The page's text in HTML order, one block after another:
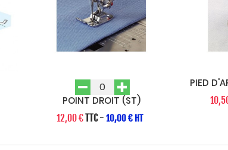
POINT DROIT (ST)
12,00 €TTC- 10,00 € HT
PIED